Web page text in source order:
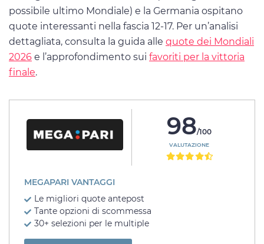
possibile ultimo Mondiale) e la Germania ospitano
quote interessanti nella fascia 12-17. Per un’analisi
dettagliata, consulta la guida alle quote dei Mondiali
2026 e l’approfondimento sui favoriti per la vittoria
finale.
98/100
VALUTAZIONE
MEGAPARI VANTAGGI
Le migliori quote antepost
Tante opzioni di scommessa
30+ selezioni per le multiple